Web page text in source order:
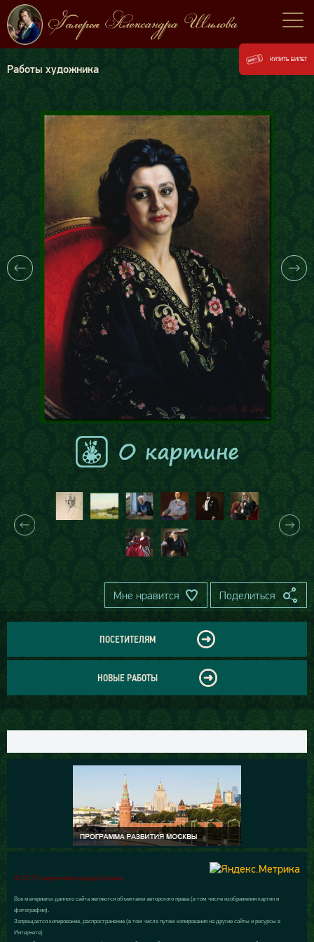
Работы художника
Мне нравится Поделиться
ПОСЕТИТЕЛЯМ
НОВЫЕ РАБОТЫ
© 2015 Галерея Александра Шилова
Все материалы данного сайта являются объектами авторского права (в том числе изображения картин и
фотографии).
Запрещается копирование, распространение (в том числе путем копирования на другие сайты и ресурсы в
Интернете)
КУПИТЬ БИЛЕТ